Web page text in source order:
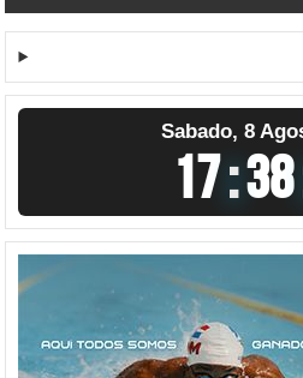
Sabado, 8
17:38